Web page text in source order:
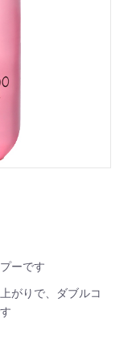
ーです
がりで、ダブルコ